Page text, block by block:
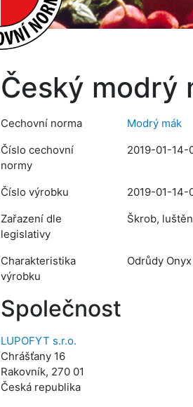
Český modrý
Cechovní norma
Modrý mák
Číslo cechovní
normy
2019-01-14-
Číslo výrobku
2019-01-14-
Zařazení dle
legislativy
Škrob,
Charakteristika
výrobku
Odrůdy
Společnost
LUPOFYT s.r.o.
Chrášťany 16
Rakovník, 270 01
Česká republika